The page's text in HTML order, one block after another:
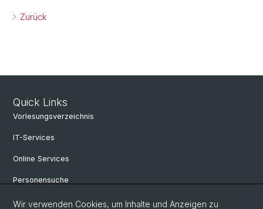
Zurück
Quick Links
Vorlesungsverzeichnis
IT-Services
Online Services
Personensuche
Personeninfo
Wir verwenden Cookies, um Inhalte und Anzeigen zu